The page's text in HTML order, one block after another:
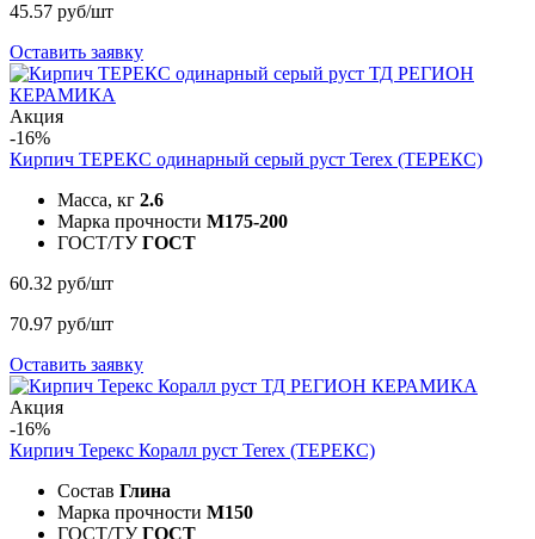
45.57 руб/шт
Оставить заявку
Акция
-16%
Кирпич ТЕРЕКС одинарный серый руст Terex (ТЕРЕКС)
Масса, кг 2.6
Марка прочности M175-200
ГОСТ/ТУ ГОСТ
60.32 руб/шт
70.97 руб/шт
Оставить заявку
Акция
-16%
Кирпич Терекс Коралл руст Terex (ТЕРЕКС)
Состав Глина
Марка прочности M150
ГОСТ/ТУ ГОСТ